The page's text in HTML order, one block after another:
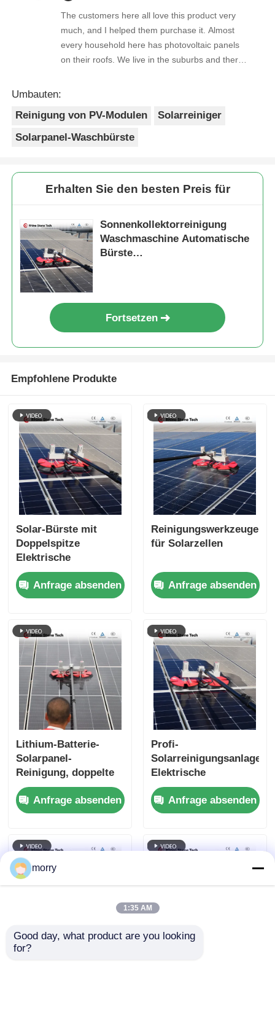
The customers here all love this product very
much, and I helped them purchase it. Almost
every household here has photovoltaic panels
on their roofs. We live in the suburbs and there
Umbauten:
Reinigung von PV-Modulen
Solarreiniger
Solarpanel-Waschbürste
Erhalten Sie den besten Preis für
Sonnenkollektorreinigung
Waschmaschine Automatische
Bürste
Fortsetzen
Empfohlene Produkte
Solar-Bürste mit
Doppelspitze
Elektrische
Photovoltaik-Module
Reinigungsroboter-
Bürste mit Solar-
Reinigungssystem-
Tools
Anfrage absenden
Reinigungswerkzeuge
für Solarzellen
Anfrage absenden
Lithium-Batterie-
Solarpanel-
Reinigung, doppelte
rotierende Bürste und
Teleskopstange für
PV-Dachanlagen
Anfrage absenden
Profi-
Solarreinigungsanlage
Elektrische
Photovoltaik-
Panelreinigung
Rotationsbürste
Anfrage absenden
morry
1:35 AM
Good day, what product are you looking
for?